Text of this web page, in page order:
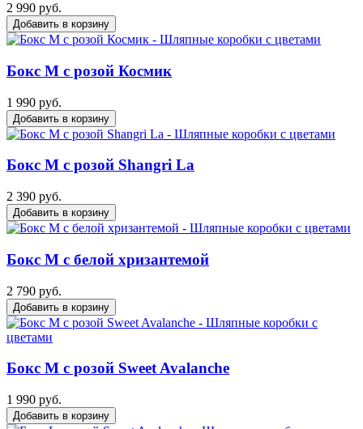
2 990 руб.
Добавить в корзину
Бокс M с розой Космик
1 990 руб.
Добавить в корзину
Бокс M с розой Shangri La
2 390 руб.
Добавить в корзину
Бокс M с белой хризантемой
2 790 руб.
Добавить в корзину
Бокс M с розой Sweet Avalanche
1 990 руб.
Добавить в корзину